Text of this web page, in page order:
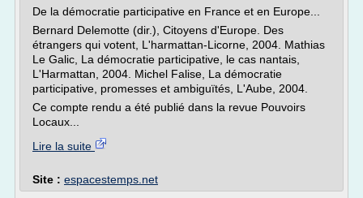
De la démocratie participative en France et en Europe...
Bernard Delemotte (dir.), Citoyens d'Europe. Des
étrangers qui votent, L'harmattan-Licorne, 2004. Mathias
Le Galic, La démocratie participative, le cas nantais,
L'Harmattan, 2004. Michel Falise, La démocratie
participative, promesses et ambiguïtés, L'Aube, 2004.
Ce compte rendu a été publié dans la revue Pouvoirs
Locaux...
Lire la suite
Site : espacestemps.net